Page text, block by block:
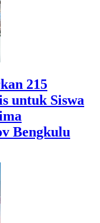
215
untuk Siswa
Bengkulu